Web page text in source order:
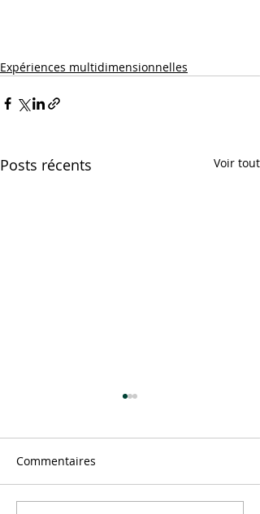
Expériences multidimensionnelles
Posts récents Voir tout
Commentaires